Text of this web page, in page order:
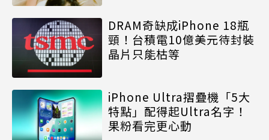
DRAM奇缺成iPhone 18瓶
頸！台積電10億美元待封裝
晶片只能枯等
iPhone Ultra摺疊機「5大
特點」配得起Ultra名字！
果粉看完更心動